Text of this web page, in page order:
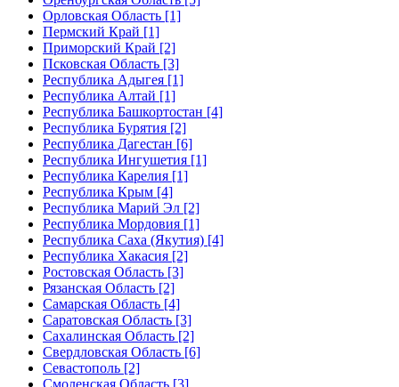
Орловская Область [1]
Пермский Край [1]
Приморский Край [2]
Псковская Область [3]
Республика Адыгея [1]
Республика Алтай [1]
Республика Башкортостан [4]
Республика Бурятия [2]
Республика Дагестан [6]
Республика Ингушетия [1]
Республика Карелия [1]
Республика Крым [4]
Республика Марий Эл [2]
Республика Мордовия [1]
Республика Саха (Якутия) [4]
Республика Хакасия [2]
Ростовская Область [3]
Рязанская Область [2]
Самарская Область [4]
Саратовская Область [3]
Сахалинская Область [2]
Свердловская Область [6]
Севастополь [2]
Смоленская Область [3]